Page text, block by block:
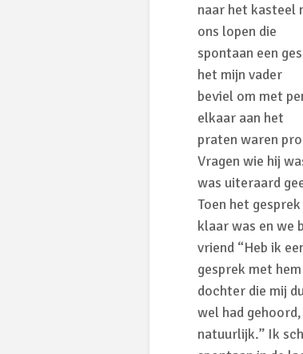
naar het kasteel
ons lopen die
spontaan een
het mijn vader
beviel om met
elkaar aan het
praten waren
Vragen wie hij
was uiteraard
Toen het gesprek
klaar was en we
vriend “Heb ik
gesprek met
dochter die mij
wel had
natuurlijk.” Ik